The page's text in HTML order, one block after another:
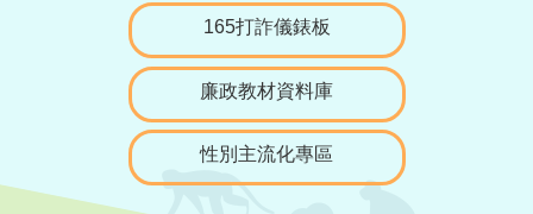
165打詐儀錶板
廉政教材資料庫
性別主流化專區